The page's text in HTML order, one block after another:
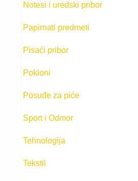
Notesi i uredski pribor
Papirnati predmeti
Pisaći pribor
Pokloni
Posuđe za piće
Sport i Odmor
Tehnologija
Tekstil